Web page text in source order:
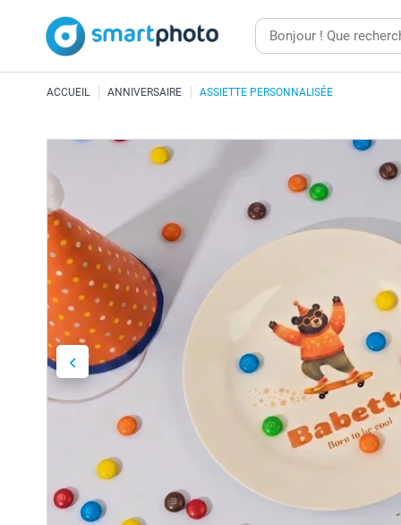
ACCUEIL ANNIVERSAIRE ASSIETTE PERSONNALISÉE